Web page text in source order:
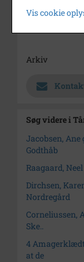
Type
Arkiv
Søg videre i
Jacobsen, Ane
Godthåb
Raagaard,
Dirchsen,
Nordregård
Corneliussen,
Ske..
4
at de
Vis cookie